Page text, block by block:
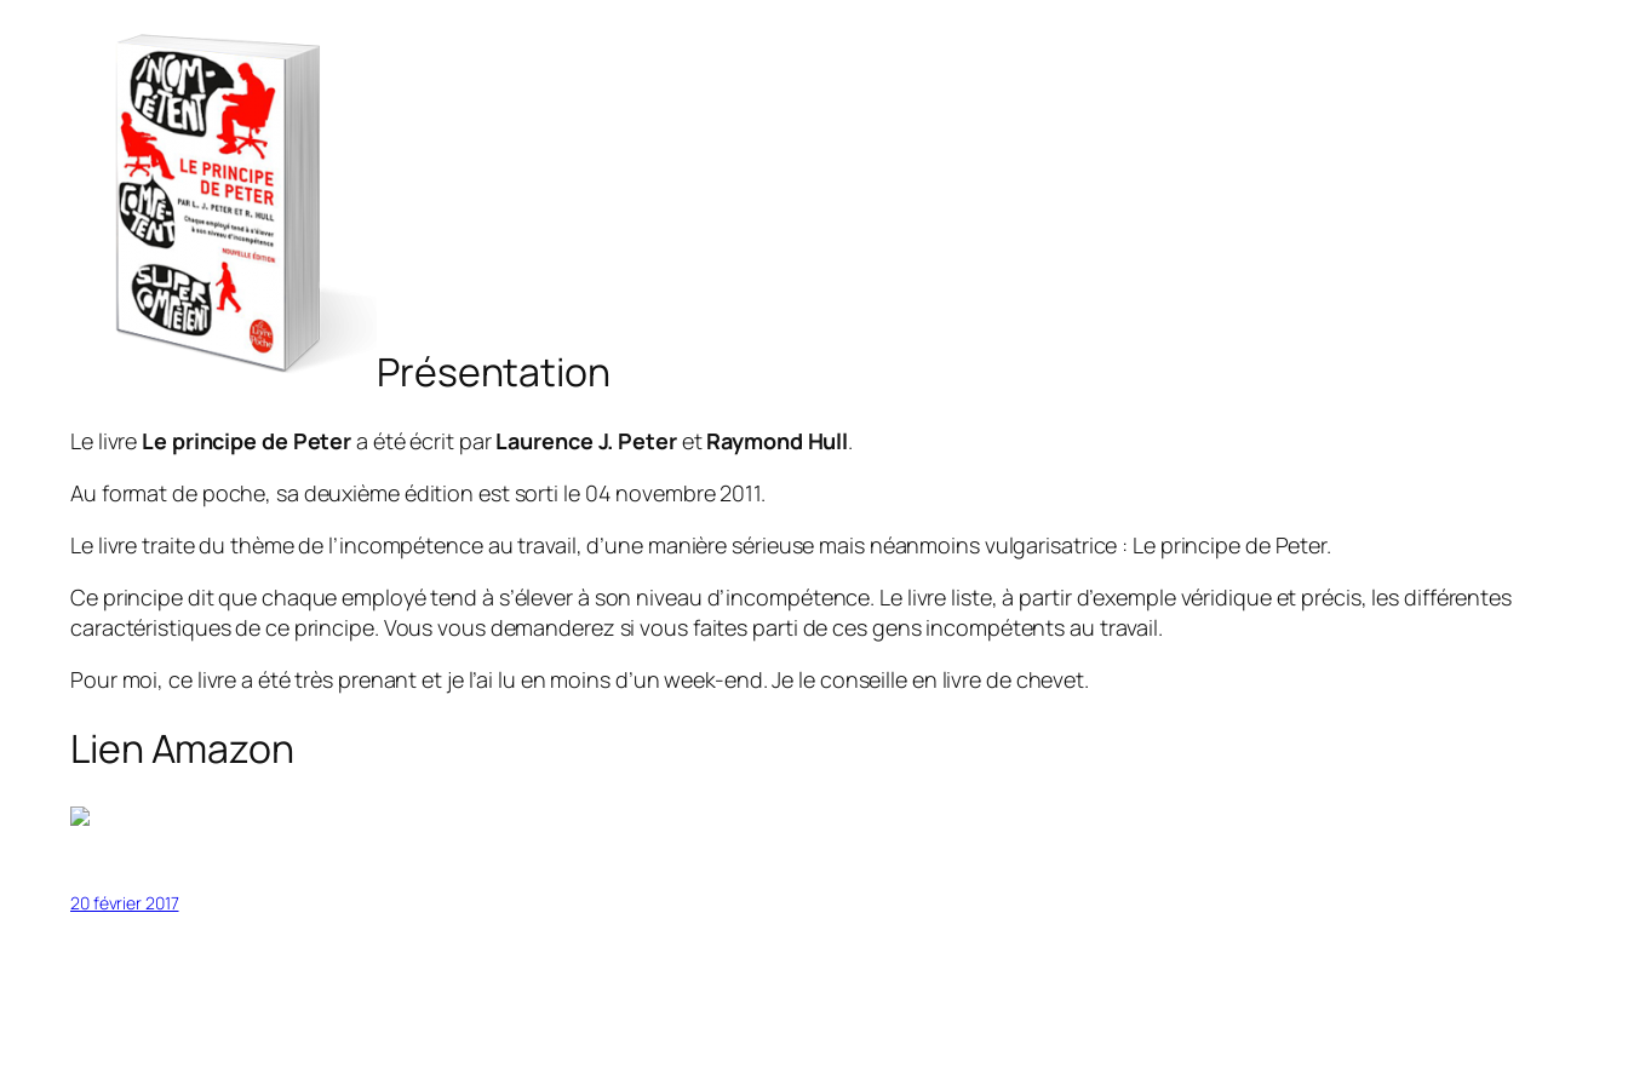
Présentation
Le livre Le principe de Petera été écrit parLaurence J. PeteretRaymond Hull.
Au format de poche, sa deuxième édition est sorti le 04 novembre 2011.
Le livre traite du thème de l’incompétence au travail, d’une manière sérieuse mais néanmoins vulgarisatrice : Le principe de Peter.
Ce principe dit que chaque employé tend à s’élever à son niveau d’incompétence. Le livre liste, à partir d’exemple véridique et précis, les différentes
caractéristiques de ce principe. Vous vous demanderez si vous faites parti de ces gens incompétents au travail.
Pour moi, ce livre a été très prenant et je l’ai lu en moins d’un week-end. Je le conseille en livre de chevet.
Lien Amazon
20 février 2017